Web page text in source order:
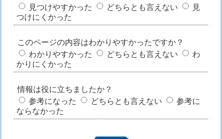
見つけやすかった
どちらとも言えない
見
つけにくかった
このページの内容はわかりやすかったですか？
わかりやすかった
どちらとも言えない
わ
かりにくかった
情報は役に立ちましたか？
参考になった
どちらとも言えない
参考に
ならなかった